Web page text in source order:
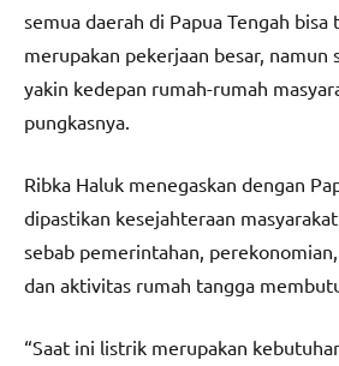
semua daerah di Papua Tengah
merupakan pekerjaan besar, namun
yakin kedepan rumah-rumah
pungkasnya.
Ribka Haluk menegaskan dengan
dipastikan kesejahteraan
sebab pemerintahan,
dan aktivitas rumah tangga
“Saat ini listrik merupakan